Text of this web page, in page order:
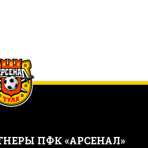
ПФК «АРСЕНАЛ»